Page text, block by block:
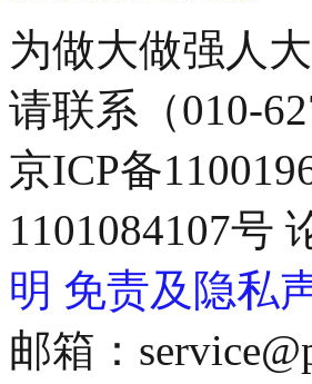
为做大做强人
请联系（010-
京ICP备
1101084107号
明 免责及隐私
邮箱：